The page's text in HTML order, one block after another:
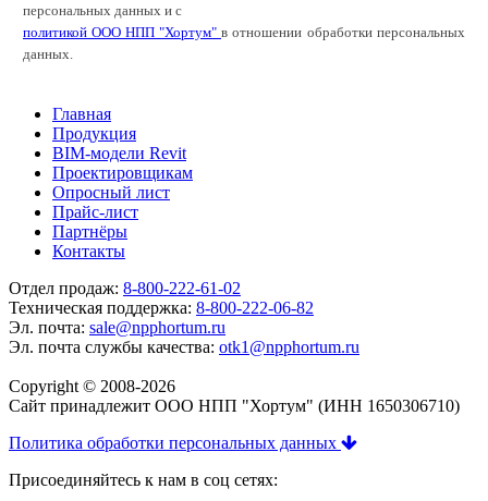
персональных данных и с
политикой ООО НПП "Хортум" в отношении обработки персональных
данных.
Главная
Продукция
BIM-модели Revit
Проектировщикам
Опросный лист
Прайс-лист
Партнёры
Контакты
Отдел продаж: 8-800-222-61-02
Техническая поддержка: 8-800-222-06-82
Эл. почта: sale@npphortum.ru
Эл. почта службы качества: otk1@npphortum.ru
Copyright © 2008-2026
Cайт принадлежит ООО НПП "Хортум" (ИНН 1650306710)
Политика обработки персональных данных
Присоединяйтесь к нам в соц сетях: